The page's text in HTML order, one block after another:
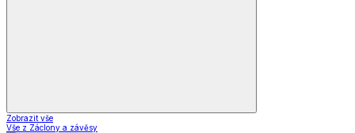
Zobrazit vše
Vše z Záclony a závěsy